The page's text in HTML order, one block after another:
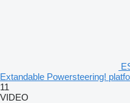
Extandable Powersteering!
11
VIDEO